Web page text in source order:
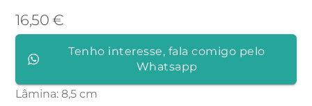
16,50 €
Tenho interesse, fala comigo pelo
Whatsapp
Lâmina: 8,5 cm